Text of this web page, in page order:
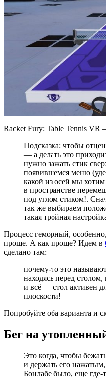
Racket Fury: Table Tennis VR
Подсказка: чтобы
— а делать это
нужно зажать стик
появившемся меню
какой из осей мы хотим
в пространстве
под углом стиком!.
так же выбираем
такая тройная
Процесс геморный,
проще. А как проще? Идем в
сделано там:
почему-то это
находясь перед
и всё — стол активен
плоскости!
Попробуйте оба варианта и
Бег на
Это когда, чтобы
и держать его
Бонлабе было, еще